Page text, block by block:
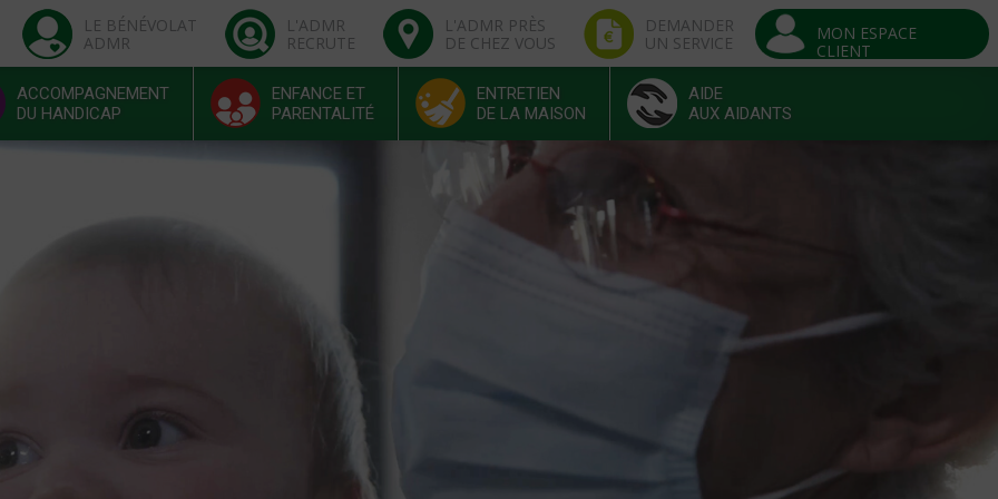
LE BÉNÉVOLAT
ADMR
L'ADMR
RECRUTE
L'ADMR PRÈS
DE CHEZ VOUS
DEMANDER
UN SERVICE
MON ESPACE
CLIENT
ACCOMPAGNEMENT
DU HANDICAP
ENFANCE ET
PARENTALITÉ
ENTRETIEN
DE LA MAISON
AIDE
AUX AIDANTS